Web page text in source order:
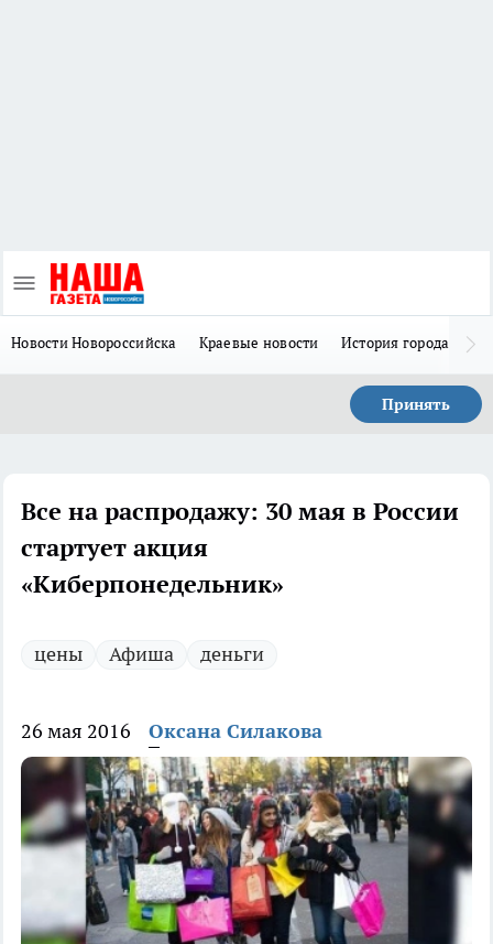
Новости Новороссийска Краевые новости История города Н
Принять
Все на распродажу: 30 мая в России
стартует акция
«Киберпонедельник»
цены Афиша деньги
26 мая 2016 Оксана Силакова